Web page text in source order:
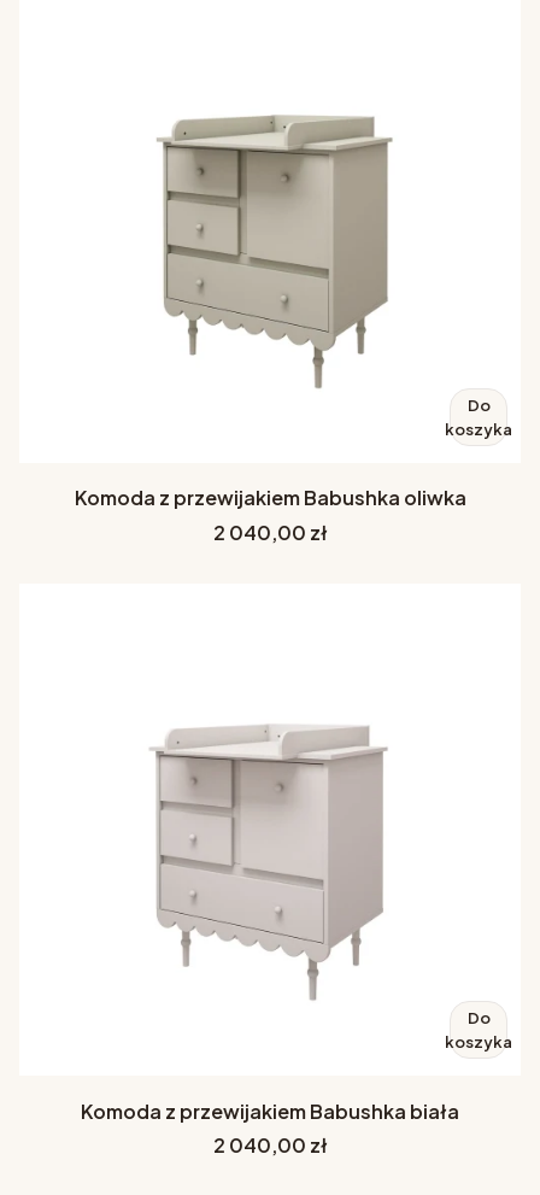
Do
koszyka
Komoda z przewijakiem Babushka oliwka
Cena
2 040,00 zł
Do
koszyka
Komoda z przewijakiem Babushka biała
Cena
2 040,00 zł